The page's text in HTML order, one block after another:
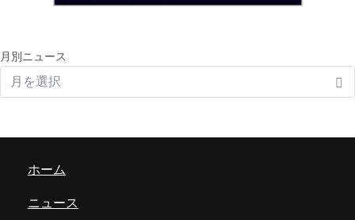
月別ニュース
ホーム
ニュース